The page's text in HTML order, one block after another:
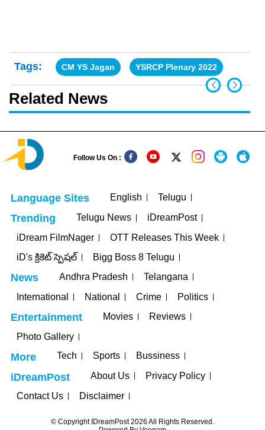
Tags: CM YS Jagan YSRCP Plenary 2022
Related News
Follow Us On :
Language Sites English Telugu
Trending Telugu News
iDreamPost
iDream FilmNager
OTT Releases This Week
iD's క్రికెట్ స్పెషల్
Bigg Boss 8 Telugu
News Andhra Pradesh
Telangana
International
National Crime Politics
Entertainment Movies
Reviews
Photo Gallery
More Tech Sports Bussiness
iDreamPost About Us
Privacy Policy
Contact Us
Disclaimer
© Copyright IDreamPost 2026 All Rights Reserved.